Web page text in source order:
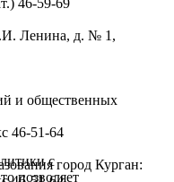
Ленина, д. № 1,
и общественных
46-51-64
город Курган:
с
позволяет